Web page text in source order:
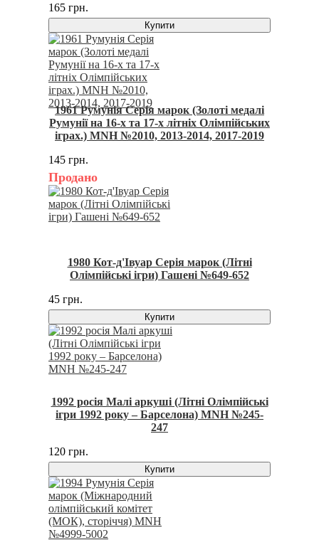
165 грн.
Купити
1961 Румунія Серія марок (Золоті медалі
Румунії на 16-х та 17-х літніх Олімпійських
іграх.) MNH №2010, 2013-2014, 2017-2019
145 грн.
Продано
1980 Кот-д'Івуар Серія марок (Літні
Олімпійські ігри) Гашені №649-652
45 грн.
Купити
1992 росія Малі аркуші (Літні Олімпійські
ігри 1992 року – Барселона) MNH №245-
247
120 грн.
Купити